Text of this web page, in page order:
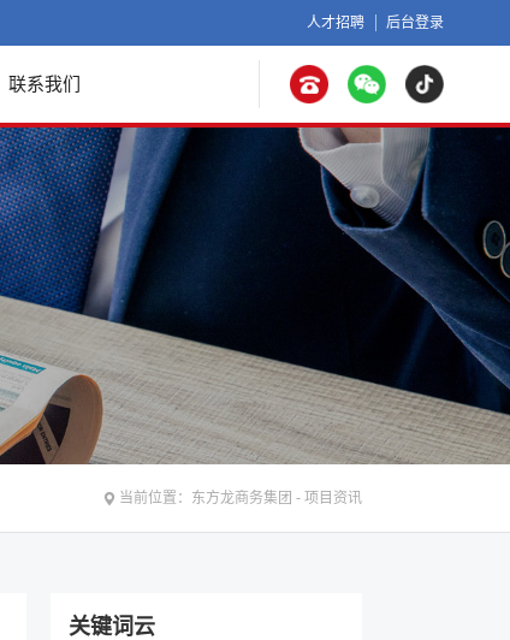
人才招聘 后台登录
联系我们
当前位置： 东方龙商务集团 -项目资讯
关键词云